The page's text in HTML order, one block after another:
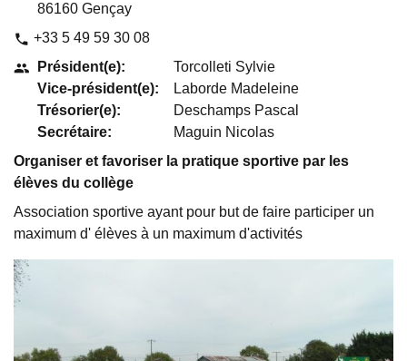
86160 Gençay
phone +33 5 49 59 30 08
people
Président(e):
Vice-président(e):
Trésorier(e):
Secrétaire:
Torcolleti Sylvie
Laborde Madeleine
Deschamps Pascal
Maguin Nicolas
Organiser et favoriser la pratique sportive par les
élèves du collège
Association sportive ayant pour but de faire participer un
maximum d' élèves à un maximum d'activités